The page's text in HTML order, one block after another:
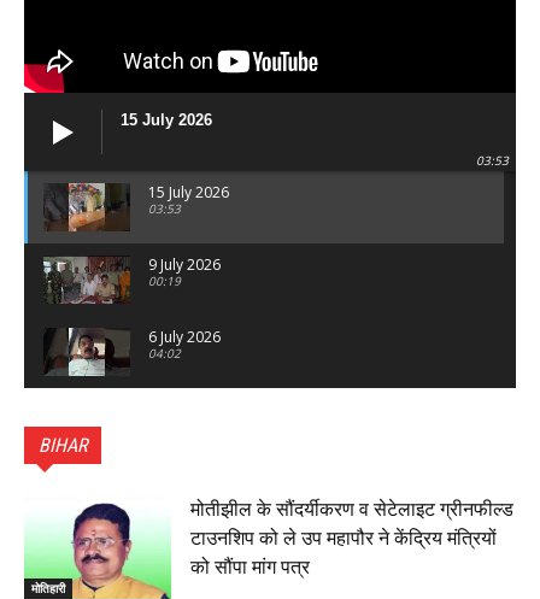
15 July 2026
03:53
15 July 2026
03:53
9 July 2026
00:19
6 July 2026
04:02
का भव्य पथ संचलन, 5 July 2026
बेतिया : मझौलिया में 1.24 क्विंटल गांजा के साथ बोलेरो ज़ब्त, दो
तस्कर गिरफ्तार, 4 July 2026
00:39
BIHAR
मोतिहारी
मोतीझील के सौंदर्यीकरण व सेटेलाइट ग्रीनफील्ड
टाउनशिप को ले उप महापौर ने केंद्रिय मंत्रियों
को सौंपा मांग पत्र